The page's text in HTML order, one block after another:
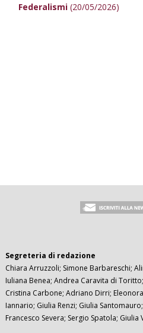
Federalismi (20/05/2026)
Segreteria di redazione
Chiara Arruzzoli; Simone Barbareschi;
Iuliana Benea; Andrea Caravita di
Cristina Carbone; Adriano Dirri; Eleonora
Iannario; Giulia Renzi; Giulia Santomauro;
Francesco Severa; Sergio Spatola; Giulia